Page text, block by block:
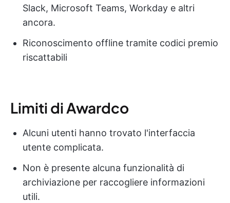
Slack, Microsoft Teams, Workday e altri
ancora.
Riconoscimento offline tramite codici premio
riscattabili
Limiti di Awardco
Alcuni utenti hanno trovato l'interfaccia
utente complicata.
Non è presente alcuna funzionalità di
archiviazione per raccogliere informazioni
utili.